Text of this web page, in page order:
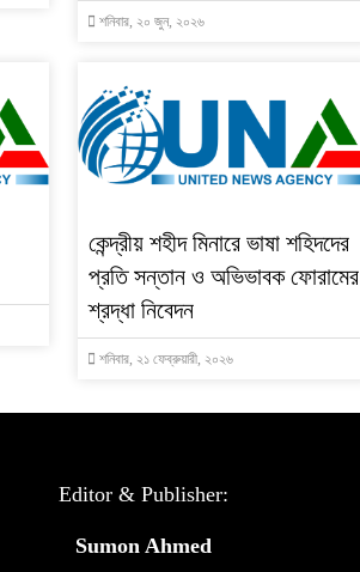
শনিবার, ২০ জুন, ২০২৬
কেন্দ্রীয় শহীদ মিনারে ভাষা শহিদদের
প্রতি সন্তান ও অভিভাবক ফোরামের
শ্রদ্ধা নিবেদন
শনিবার, ২১ ফেব্রুয়ারী, ২০২৬
Editor & Publisher:
Sumon Ahmed